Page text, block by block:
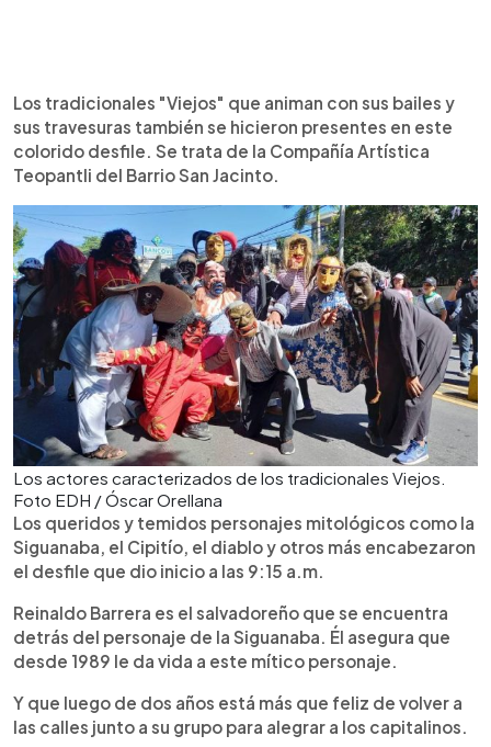
Los tradicionales "Viejos" que animan con sus bailes y
sus travesuras también se hicieron presentes en este
colorido desfile. Se trata de la Compañía Artística
Teopantli del Barrio San Jacinto.
Los actores caracterizados de los tradicionales Viejos.
Foto EDH / Óscar Orellana
Los queridos y temidos personajes mitológicos como la
Siguanaba, el Cipitío, el diablo y otros más encabezaron
el desfile que dio inicio a las 9:15 a.m.
Reinaldo Barrera es el salvadoreño que se encuentra
detrás del personaje de la Siguanaba. Él asegura que
desde 1989 le da vida a este mítico personaje.
Y que luego de dos años está más que feliz de volver a
las calles junto a su grupo para alegrar a los capitalinos.